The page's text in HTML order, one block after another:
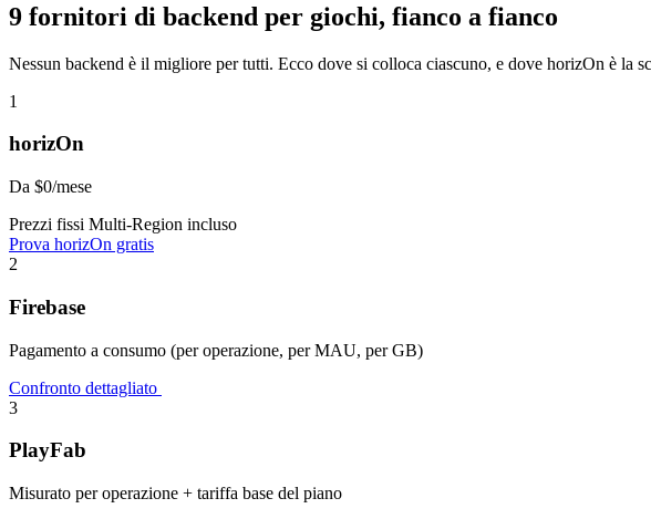
9 fornitori di backend per giochi, fianco a fianco
Nessun backend è il migliore per tutti. Ecco dove si colloca ciascuno, e dove horizOn è la
1
horizOn
Da $0/mese
Prezzi fissi Multi-Region incluso
Prova horizOn gratis
2
Firebase
Pagamento a consumo (per operazione, per MAU, per GB)
Confronto dettagliato
3
PlayFab
Misurato per operazione + tariffa base del piano